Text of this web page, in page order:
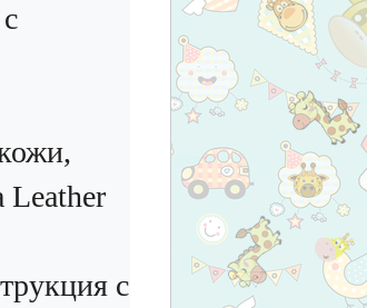
,
Leather
с